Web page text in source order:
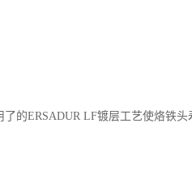
的ERSADUR LF镀层工艺使烙铁头